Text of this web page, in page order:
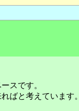
スです。
ばと考えています。